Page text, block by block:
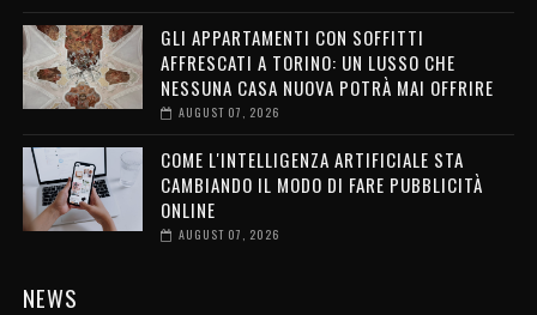
GLI APPARTAMENTI CON SOFFITTI
AFFRESCATI A TORINO: UN LUSSO CHE
NESSUNA CASA NUOVA POTRÀ MAI OFFRIRE
AUGUST 07, 2026
COME L'INTELLIGENZA ARTIFICIALE STA
CAMBIANDO IL MODO DI FARE PUBBLICITÀ
ONLINE
AUGUST 07, 2026
NEWS